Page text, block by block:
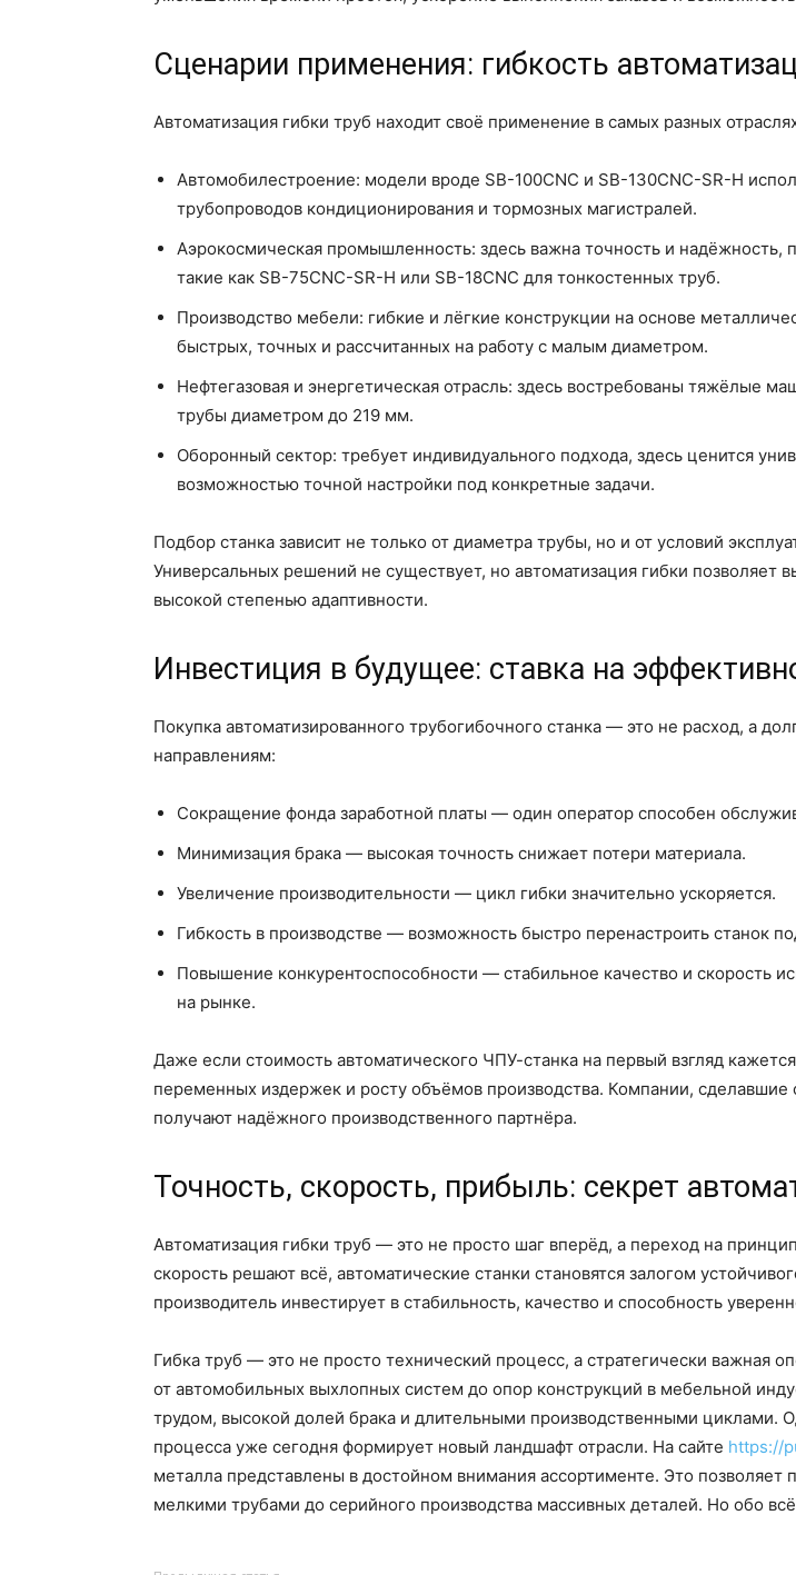
Сценарии применения: гибкость
Автоматизация гибки труб находит своё применение в самых разных
Автомобилестроение: модели вроде SB-100CNC и SB-130CNC-SR-H
трубопроводов кондиционирования и тормозных магистралей.
Аэрокосмическая промышленность: здесь важна точность и
такие как SB-75CNC-SR-H или SB-18CNC для тонкостенных труб.
Производство мебели: гибкие и лёгкие конструкции на основе
быстрых, точных и рассчитанных на работу с малым диаметром.
Нефтегазовая и энергетическая отрасль: здесь востребованы тяжёлые
трубы диаметром до 219 мм.
Оборонный сектор: требует индивидуального подхода, здесь ценится
возможностью точной настройки под конкретные задачи.
Подбор станка зависит не только от диаметра трубы, но и от условий
Универсальных решений не существует, но автоматизация гибки позволяет
высокой степенью адаптивности.
Инвестиция в будущее: ставка на
Покупка автоматизированного трубогибочного станка — это не расход, а
направлениям:
Сокращение фонда заработной платы — один оператор способен
Минимизация брака — высокая точность снижает потери материала.
Увеличение производительности — цикл гибки значительно ускоряется.
Гибкость в производстве — возможность быстро перенастроить станок
Повышение конкурентоспособности — стабильное качество и скорость
на рынке.
Даже если стоимость автоматического ЧПУ-станка на первый взгляд
переменных издержек и росту объёмов производства. Компании,
получают надёжного производственного партнёра.
Точность, скорость, прибыль: секрет
Автоматизация гибки труб — это не просто шаг вперёд, а переход на
скорость решают всё, автоматические станки становятся залогом
производитель инвестирует в стабильность, качество и способность
Гибка труб — это не просто технический процесс, а стратегически
от автомобильных выхлопных систем до опор конструкций в мебельной
трудом, высокой долей брака и длительными производственными циклами.
процесса уже сегодня формирует новый ландшафт отрасли. На сайте https://
металла представлены в достойном внимания ассортименте. Это
мелкими трубами до серийного производства массивных деталей. Но обо